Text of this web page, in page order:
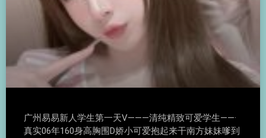
广州易易新人学生第一天V———清纯精致可爱学生——·
真实06年160身高胸围D娇小可爱抱起来干南方妹妹嗲到